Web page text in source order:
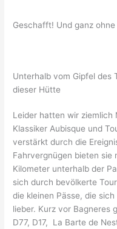
Geschafft! Und ganz ohne
Unterhalb vom Gipfel des
dieser Hütte
Leider hatten wir ziemlich
Klassiker Aubisque und
verstärkt durch die
Fahrvergnügen bieten sie
Kilometer unterhalb der
sich durch bevölkerte
die kleinen Pässe, die
lieber. Kurz vor
D77, D17, La Barte de